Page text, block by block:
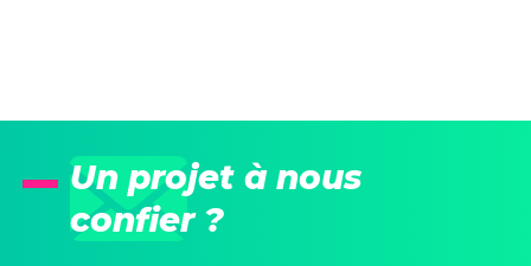
Un projet à nous
confier ?